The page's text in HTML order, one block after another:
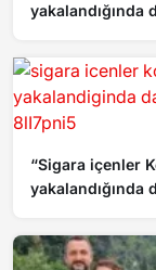
yakalandığında
“Sigara içenler
yakalandığında